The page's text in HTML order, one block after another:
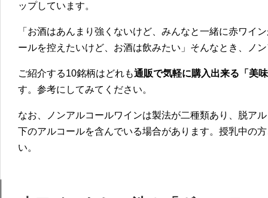
ップしています。
「お酒はあんまり強くないけど、みんなと一緒に赤ワイ
ールを控えたいけど、お酒は飲みたい」そんなとき、ノ
ご紹介する10銘柄はどれも通販で気軽に購入出来る「美
す。参考にしてみてください。
なお、ノンアルコールワインは製法が二種類あり、脱ア
下のアルコールを含んでいる場合があります。授乳中の
い。